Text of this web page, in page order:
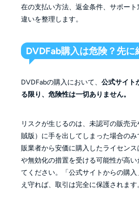
在の支払い方法、返金条件、サポー
違いを整理します。
DVDFab購入は危険？先に
DVDFabの購入において、 公式サイト
る限り、危険性は一切ありません。
リスクが生じるのは、未認可の販売
賊版）に手を出してしまった場合の
販業者から安価に購入したライセンス
や無効化の措置を受ける可能性が高
てください。「公式サイトからの購入
え守れば、取引は完全に保護されます